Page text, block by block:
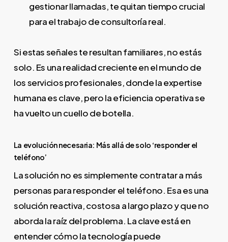
gestionar llamadas, te quitan tiempo crucial
para el trabajo de consultoría real.
Si estas señales te resultan familiares, no estás
solo. Es una realidad creciente en el mundo de
los servicios profesionales, donde la expertise
humana es clave, pero la eficiencia operativa se
ha vuelto un cuello de botella.
La evolución necesaria: Más allá de solo ‘responder el
teléfono’
La solución no es simplemente contratar a más
personas para responder el teléfono. Esa es una
solución reactiva, costosa a largo plazo y que no
aborda la raíz del problema. La clave está en
entender cómo la tecnología puede